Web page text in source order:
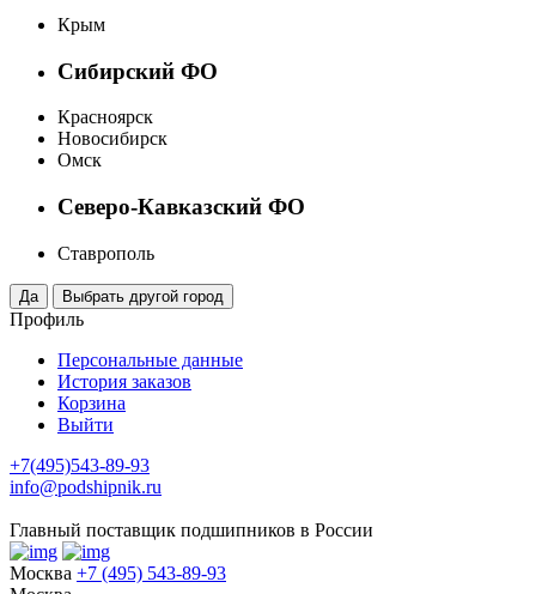
Крым
Сибирский ФО
Красноярск
Новосибирск
Омск
Северо-Кавказский ФО
Ставрополь
Профиль
Персональные данные
История заказов
Корзина
Выйти
+7(495)543-89-93
info@podshipnik.ru
Главный поставщик подшипников в России
Москва +7 (495) 543-89-93